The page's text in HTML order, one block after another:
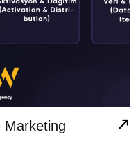
Marketing